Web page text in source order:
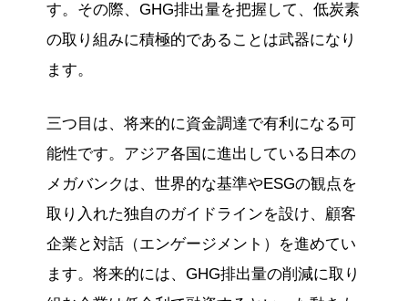
す。その際、GHG排出量を把握して、低炭素
の取り組みに積極的であることは武器になり
ます。
三つ目は、将来的に資金調達で有利になる可
能性です。アジア各国に進出している日本の
メガバンクは、世界的な基準やESGの観点を
取り入れた独自のガイドラインを設け、顧客
企業と対話（エンゲージメント）を進めてい
ます。将来的には、GHG排出量の削減に取り